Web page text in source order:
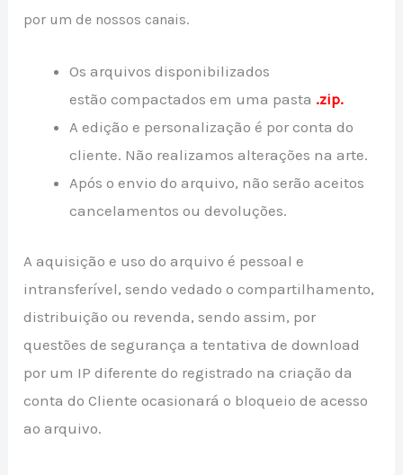
por um de nossos canais.
Os arquivos disponibilizados
estão compactados em uma pasta .zip.
A edição e personalização é por conta do
cliente. Não realizamos alterações na arte.
Após o envio do arquivo, não serão aceitos
cancelamentos ou devoluções.
A aquisição e uso do arquivo é pessoal e
intransferível, sendo vedado o compartilhamento,
distribuição ou revenda, sendo assim, por
questões de segurança a tentativa de download
por um IP diferente do registrado na criação da
conta do Cliente ocasionará o bloqueio de acesso
ao arquivo.